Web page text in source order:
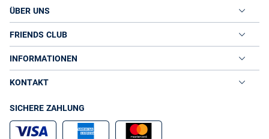
ÜBER UNS
FRIENDS CLUB
INFORMATIONEN
KONTAKT
SICHERE ZAHLUNG